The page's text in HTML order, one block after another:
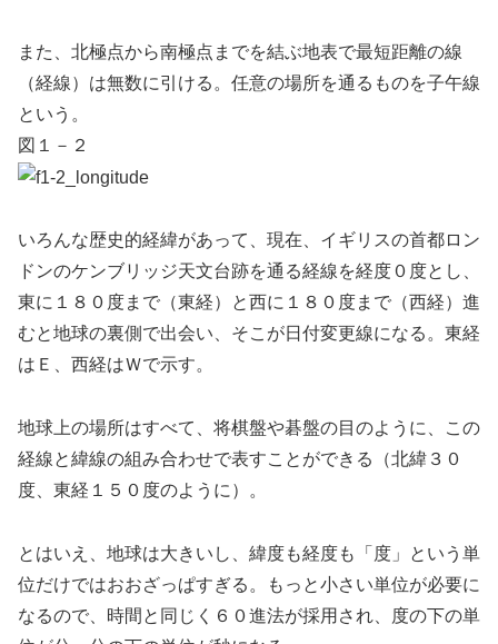
また、北極点から南極点までを結ぶ地表で最短距離の線
（経線）は無数に引ける。任意の場所を通るものを子午線
という。
図１－２
いろんな歴史的経緯があって、現在、イギリスの首都ロン
ドンのケンブリッジ天文台跡を通る経線を経度０度とし、
東に１８０度まで（東経）と西に１８０度まで（西経）進
むと地球の裏側で出会い、そこが日付変更線になる。東経
はＥ、西経はＷで示す。
地球上の場所はすべて、将棋盤や碁盤の目のように、この
経線と緯線の組み合わせで表すことができる（北緯３０
度、東経１５０度のように）。
とはいえ、地球は大きいし、緯度も経度も「度」という単
位だけではおおざっぱすぎる。もっと小さい単位が必要に
なるので、時間と同じく６０進法が採用され、度の下の単